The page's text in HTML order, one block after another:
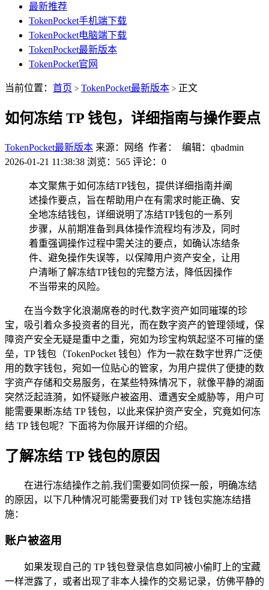
最新推荐
TokenPocket手机端下载
TokenPocket电脑端下载
TokenPocket最新版本
TokenPocket官网
当前位置： 首页 > TokenPocket最新版本 > 正文
如何冻结 TP 钱包，详细指南与操作要点
TokenPocket最新版本 来源：网络 作者： 编辑：qbadmin
2026-01-21 11:38:38 浏览：565 评论：0
本文聚焦于如何冻结TP钱包，提供详细指南并阐
述操作要点，旨在帮助用户在有需求时能正确、安
全地冻结钱包，详细说明了冻结TP钱包的一系列
步骤，从前期准备到具体操作流程均有涉及，同时
着重强调操作过程中需关注的要点，如确认冻结条
件、避免操作失误等，以保障用户资产安全，让用
户清晰了解冻结TP钱包的完整方法，降低因操作
不当带来的风险。
在当今数字化浪潮席卷的时代,数字资产如同璀璨的珍
宝，吸引着众多投资者的目光，而在数字资产的管理领域，保
障资产安全无疑是重中之重，宛如为珍宝构筑起坚不可摧的堡
垒，TP 钱包（TokenPocket 钱包）作为一款在数字世界广泛使
用的数字钱包，宛如一位贴心的管家，为用户提供了便捷的数
字资产存储和交易服务，在某些特殊情况下，就像平静的湖面
突然泛起涟漪，如怀疑账户被盗用、遭遇安全威胁等，用户可
能需要果断冻结 TP 钱包，以此来保护资产安全，究竟如何冻
结 TP 钱包呢？下面将为你展开详细的介绍。
了解冻结 TP 钱包的原因
在进行冻结操作之前,我们需要如同侦探一般，明确冻结
的原因，以下几种情况可能需要我们对 TP 钱包实施冻结措
施：
账户被盗用
如果发现自己的 TP 钱包登录信息如同被小偷盯上的宝藏
一样泄露了，或者出现了非本人操作的交易记录，仿佛平静的